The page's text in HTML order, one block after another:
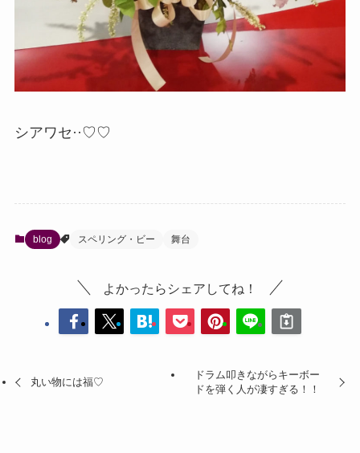
シアワセ··♡♡
blog スペリング・ビー 舞台
よかったらシェアしてね！
丸い物には福♡
ドラム叩きながらキーボー
ドを弾く人が凄すぎる！！